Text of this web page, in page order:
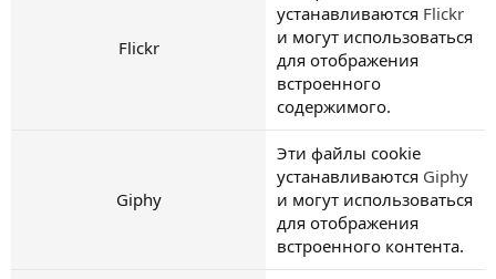
Flickr
устанавливаются Flickr
и могут использоваться
для отображения
встроенного
содержимого.
Giphy
Эти файлы cookie
устанавливаются Giphy
и могут использоваться
для отображения
встроенного контента.